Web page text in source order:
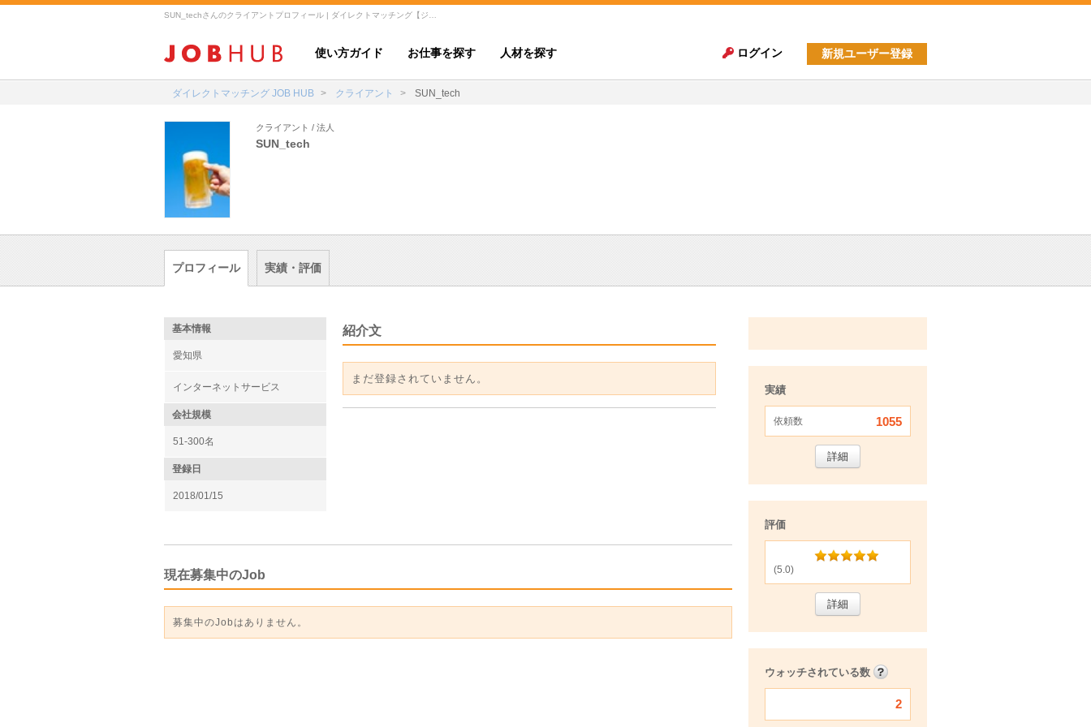
使い方ガイド お仕事を探す 人材を探す ログイン 新規ユーザー登録
ダイレクトマッチング JOB HUB クライアント SUN_tech
クライアント / 法人
SUN_tech
プロフィール 実績・評価
基本情報
愛知県
インターネットサービス
会社規模
51-300名
登録日
2018/01/15
紹介文
まだ登録されていません。
現在募集中のJob
募集中のJobはありません。
実績
依頼数 1055
詳細
評価
(5.0)
詳細
ウォッチされている数
2